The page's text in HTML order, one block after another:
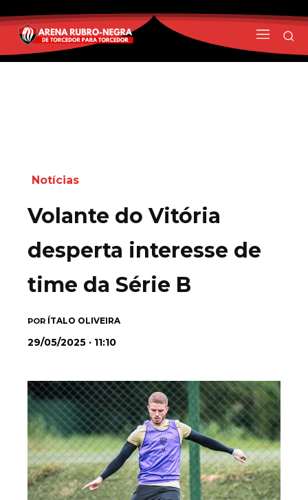
Notícias
Volante do Vitória
desperta interesse de
time da Série B
POR ÍTALO OLIVEIRA
29/05/2025 · 11:10